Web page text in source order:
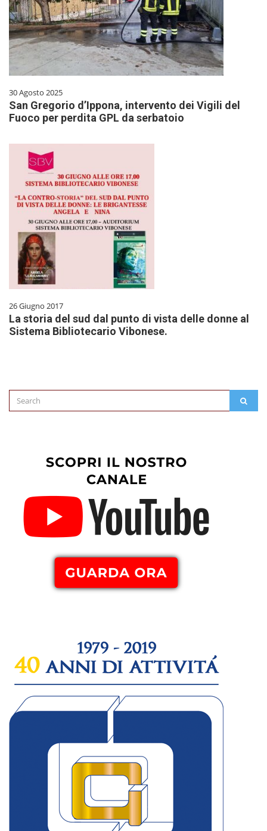
30 Agosto 2025
San Gregorio d’Ippona, intervento dei Vigili del
Fuoco per perdita GPL da serbatoio
26 Giugno 2017
La storia del sud dal punto di vista delle donne al
Sistema Bibliotecario Vibonese.
Search
for: